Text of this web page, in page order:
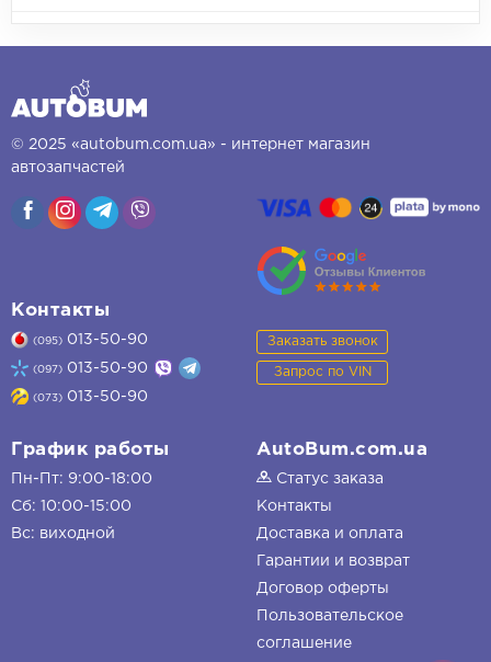
© 2025 «autobum.com.ua» - интернет магазин
автозапчастей
Контакты
(095) 013-50-90
(097) 013-50-90
(073) 013-50-90
Заказать звонок
Запрос по VIN
График работы
Пн-Пт: 9:00-18:00
Сб: 10:00-15:00
Вс: виходной
AutoBum.com.ua
Статус заказа
Контакты
Доставка и оплата
Гарантии и возврат
Договор оферты
Пользовательское
соглашение